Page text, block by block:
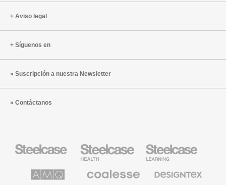
Aviso legal
Síguenos en
Suscripción a nuestra Newsletter
Contáctanos
Steelcase
para
sanidad
Steelcase
para
educación
Steelcase
Solutions
premium